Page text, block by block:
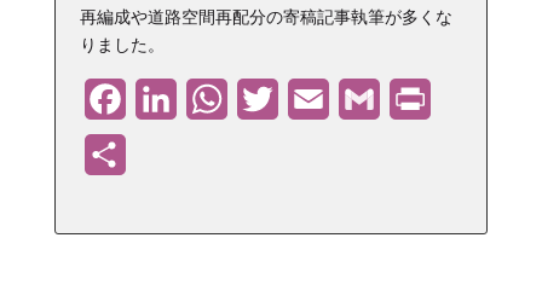
再編成や道路空間再配分の寄稿記事執筆が多くな
りました。
FacebookLinkedInWhatsApp
Twitter Email Gmail